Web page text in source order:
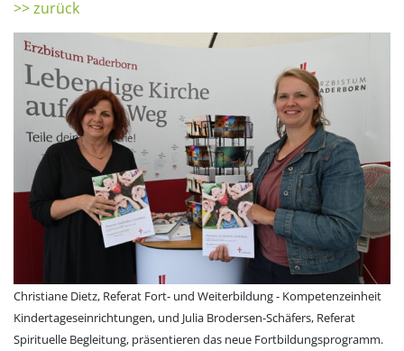
>> zurück
Christiane Dietz, Referat Fort- und Weiterbildung - Kompetenzeinheit
Kindertageseinrichtungen, und Julia Brodersen-Schäfers, Referat
Spirituelle Begleitung, präsentieren das neue Fortbildungsprogramm.